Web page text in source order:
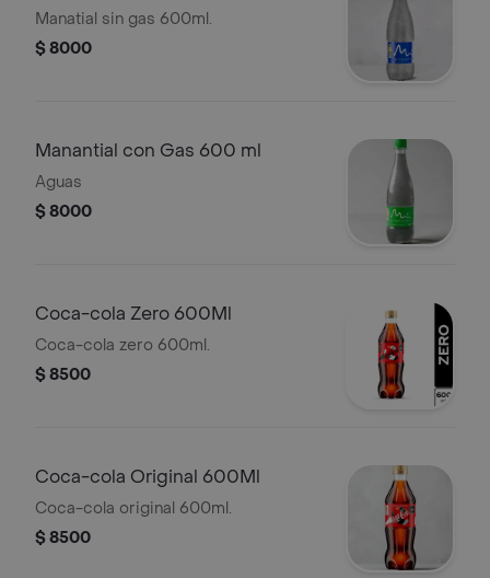
Manatial sin gas 600ml.
$ 8000
Manantial con Gas 600 ml
Aguas
$ 8000
Coca-cola Zero 600Ml
Coca-cola zero 600ml.
$ 8500
Coca-cola Original 600Ml
Coca-cola original 600ml.
$ 8500